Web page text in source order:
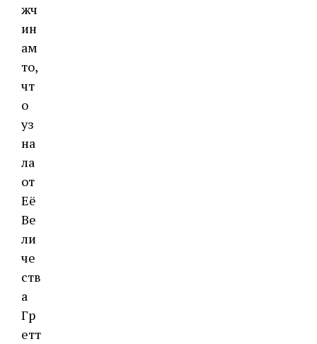
жч
ин
ам
то,
чт
о
уз
на
ла
от
Её
Ве
ли
че
ств
а
Гр
етт